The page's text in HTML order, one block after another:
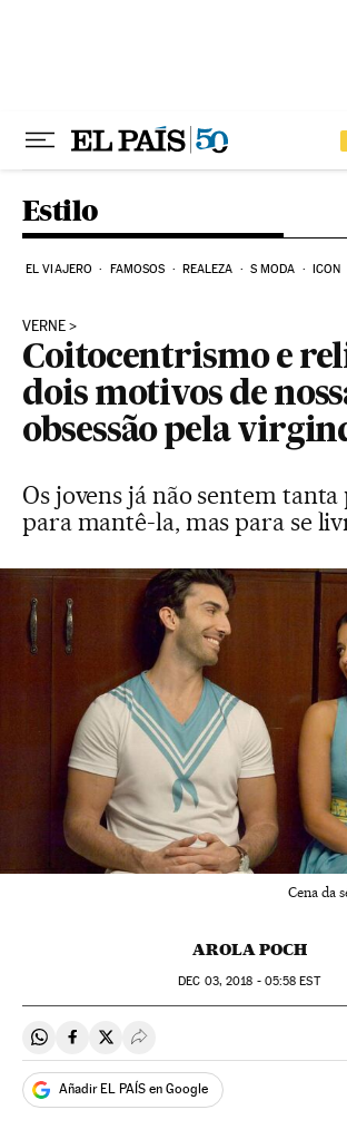
Estilo
EL VIAJERO FAMOSOS REALEZA S MODA ICON
VERNE
Coitocentrismo e
dois motivos de
obsessão pela
Os jovens já não sentem tanta
para mantê-la, mas para se
Cena da
AROLA POCH
DEC 03, 2018 - 05:58 EST
Compartir en Whatsapp
Compartir en Facebook
Compartir en Twitter
Desplegar Redes Sociales
Añadir EL PAÍS en Google